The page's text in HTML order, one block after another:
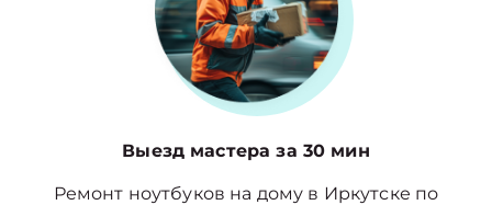
Выезд мастера за 30 мин
Ремонт ноутбуков на дому в Иркутске по